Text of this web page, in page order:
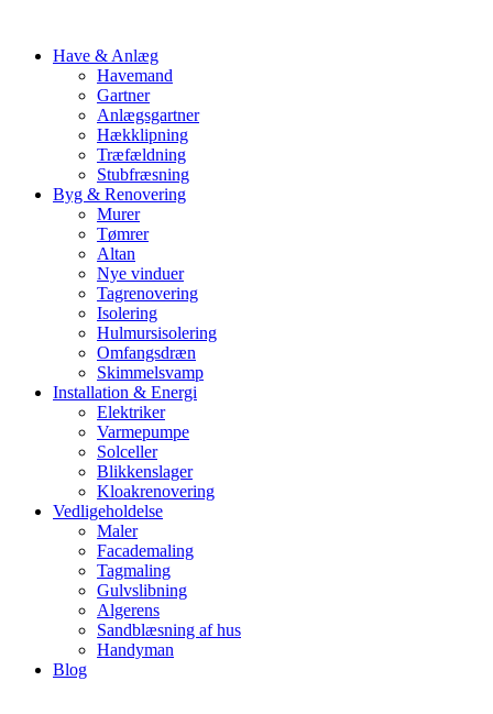
Have & Anlæg
Havemand
Gartner
Anlægsgartner
Hækklipning
Træfældning
Stubfræsning
Byg & Renovering
Murer
Tømrer
Altan
Nye vinduer
Tagrenovering
Isolering
Hulmursisolering
Omfangsdræn
Skimmelsvamp
Installation & Energi
Elektriker
Varmepumpe
Solceller
Blikkenslager
Kloakrenovering
Vedligeholdelse
Maler
Facademaling
Tagmaling
Gulvslibning
Algerens
Sandblæsning af hus
Handyman
Blog